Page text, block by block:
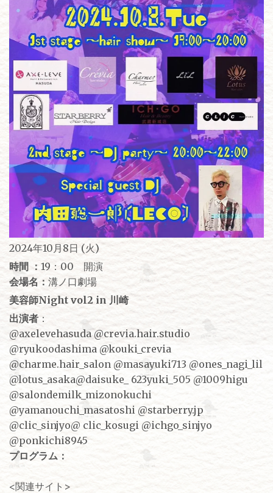
2024年10月8日 (火)
時間 ： 19：00 開演
会場名： 溝ノ口劇場
美容師Night vol2 in 川崎
出演者 ：
@axelevehasuda @crevia.hair.studio
@ryukoodashima @kouki_crevia
@charme.hair_salon @masayuki713 @ones_nagi_lil
@lotus_asaka@daisuke_ 623yuki_505 @1009higu
@salondemilk_mizonokuchi
@yamanouchi_masatoshi @starberry.jp
@clic_sinjyo@ clic_kosugi @ichgo_sinjyo
@ponkichi8945
プログラム：
<関連サイト>